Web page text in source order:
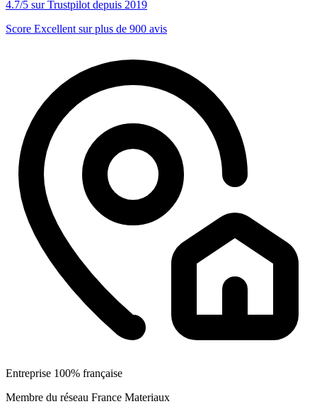
4.7/5 sur Trustpilot depuis 2019
Score Excellent sur plus de 900 avis
Entreprise 100% française
Membre du réseau France Materiaux